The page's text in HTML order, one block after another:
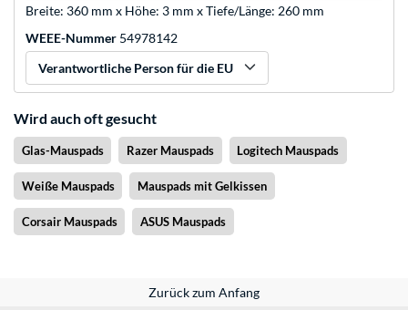
Breite: 360 mm x Höhe: 3 mm x Tiefe/Länge: 260 mm
WEEE-Nummer 54978142
Verantwortliche Person für die EU
Wird auch oft gesucht
Glas-Mauspads Razer Mauspads Logitech Mauspads
Weiße Mauspads Mauspads mit Gelkissen
Corsair Mauspads ASUS Mauspads
Zurück zum Anfang